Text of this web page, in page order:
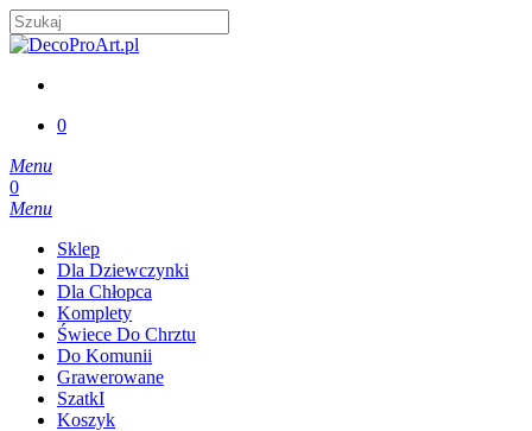
Skip
to
content
Close
0
Menu
account
0
Menu
Sklep
Dla Dziewczynki
Dla Chłopca
Komplety
Świece Do Chrztu
Do Komunii
Grawerowane
SzatkI
Koszyk